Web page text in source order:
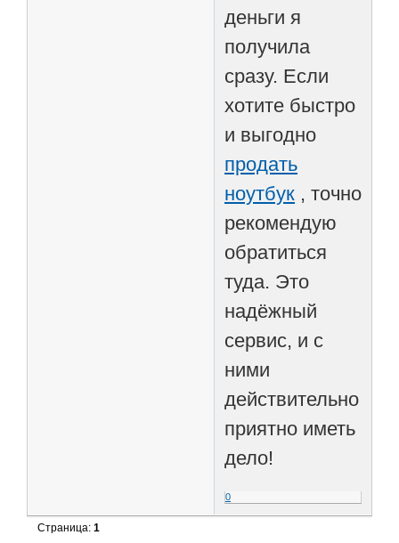
деньги я
получила
сразу. Если
хотите быстро
и выгодно
продать
ноутбук , точно
рекомендую
обратиться
туда. Это
надёжный
сервис, и с
ними
действительно
приятно иметь
дело!
0
Страница:1